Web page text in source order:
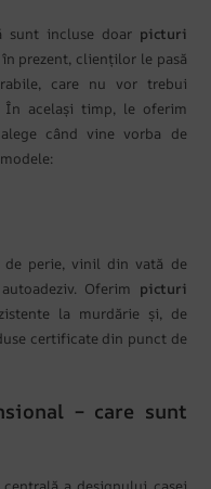
sunt incluse doar picturi
prezent, clienților le pasă
care nu vor trebui
același timp, le oferim
când vine vorba de
de perie, vinil din vată de
Oferim picturi
la murdărie și, de
certificate din punct de
– care sunt